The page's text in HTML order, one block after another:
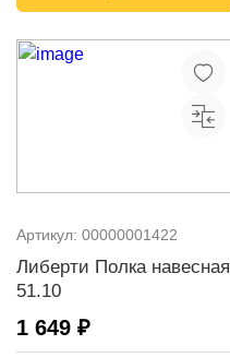
Артикул: 00000001422
Либерти Полка навесная
51.10
1 649 ₽